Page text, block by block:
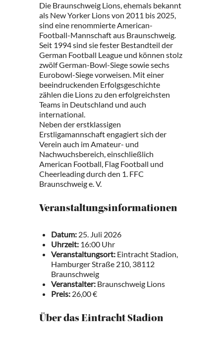
Die Braunschweig Lions, ehemals bekannt
als New Yorker Lions von 2011 bis 2025,
sind eine renommierte American-
Football-Mannschaft aus Braunschweig.
Seit 1994 sind sie fester Bestandteil der
German Football League und können stolz
zwölf German-Bowl-Siege sowie sechs
Eurobowl-Siege vorweisen. Mit einer
beeindruckenden Erfolgsgeschichte
zählen die Lions zu den erfolgreichsten
Teams in Deutschland und auch
international.
Neben der erstklassigen
Erstligamannschaft engagiert sich der
Verein auch im Amateur- und
Nachwuchsbereich, einschließlich
American Football, Flag Football und
Cheerleading durch den 1. FFC
Braunschweig e. V.
Veranstaltungsinformationen
Datum: 25. Juli 2026
Uhrzeit: 16:00 Uhr
Veranstaltungsort: Eintracht Stadion,
Hamburger Straße 210, 38112
Braunschweig
Veranstalter: Braunschweig Lions
Preis: 26,00 €
Über das Eintracht Stadion